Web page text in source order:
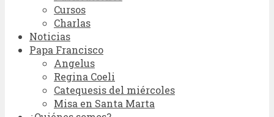
Cursos
Charlas
Noticias
Papa Francisco
Angelus
Regina Coeli
Catequesis del miércoles
Misa en Santa Marta